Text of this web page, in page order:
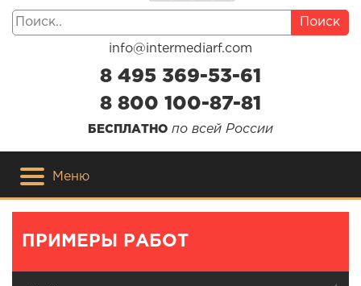
Поиск
info@intermediarf.com
8 495 369-53-61
8 800 100-87-81
БЕСПЛАТНО по всей России
Меню
ПРИМЕРЫ РАБОТ